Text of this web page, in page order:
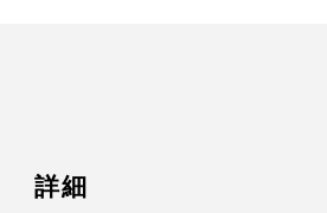
詳細